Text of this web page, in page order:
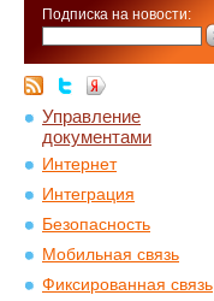
Подписка на новости:
Управление
документами
Интернет
Интеграция
Безопасность
Мобильная связь
Фиксированная связь